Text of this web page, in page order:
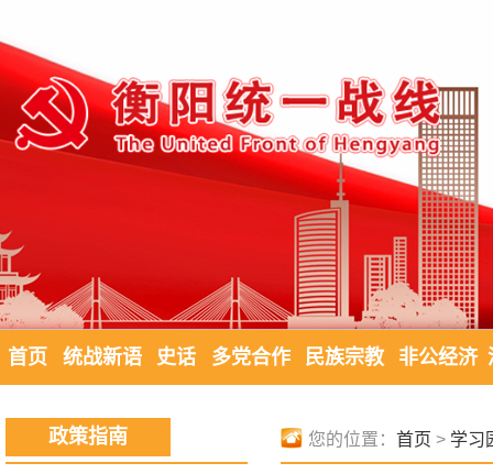
首页 统战新语 史话 多党合作 民族宗教 非公经济
政策指南 您的位置： 首页 > 学习